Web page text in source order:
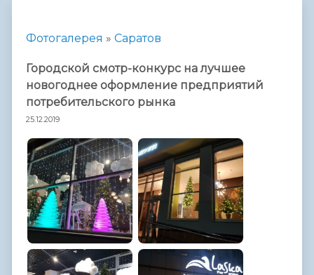
Фотогалерея » Саратов
Городской смотр-конкурс на лучшее
новогоднее оформление предприятий
потребительского рынка
25.12.2019